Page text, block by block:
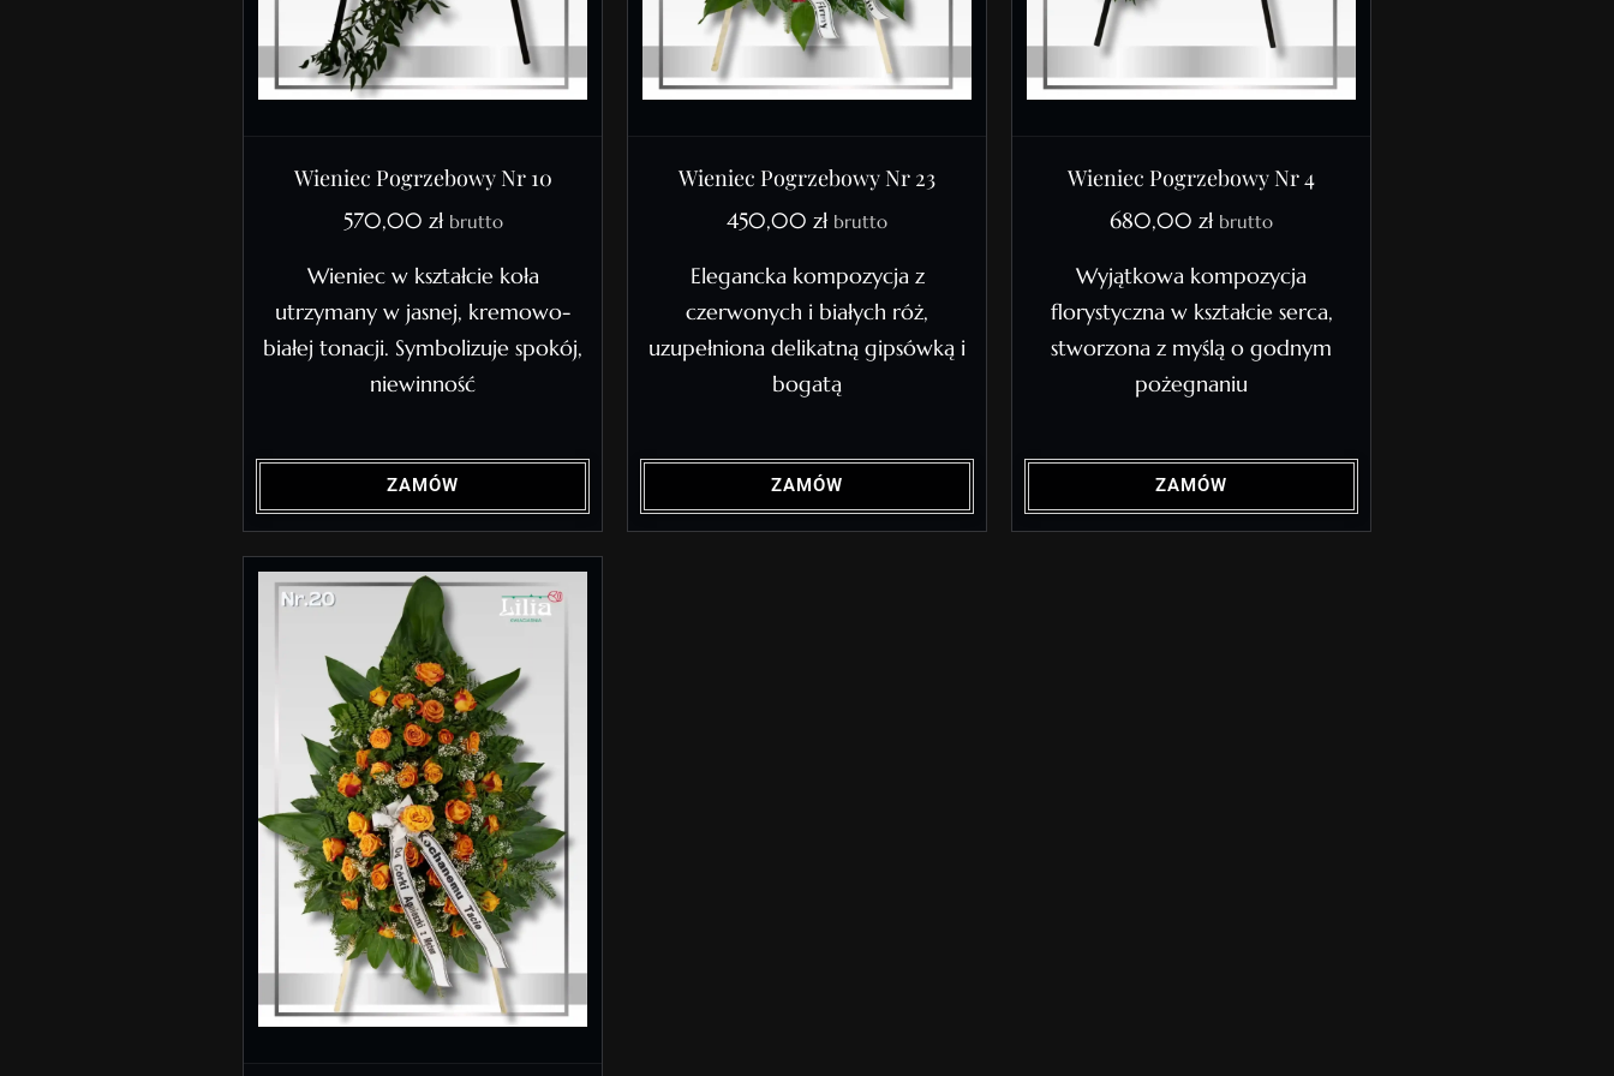
Wieniec Pogrzebowy Nr 10
570,00 zł brutto
Wieniec w kształcie koła
utrzymany w jasnej, kremowo-
białej tonacji. Symbolizuje spokój,
niewinność
ZAMÓW
Wieniec Pogrzebowy Nr 23
450,00 zł brutto
Elegancka kompozycja z
czerwonych i białych róż,
uzupełniona delikatną gipsówką i
bogatą
ZAMÓW
Wieniec Pogrzebowy Nr 4
680,00 zł brutto
Wyjątkowa kompozycja
florystyczna w kształcie serca,
stworzona z myślą o godnym
pożegnaniu
ZAMÓW